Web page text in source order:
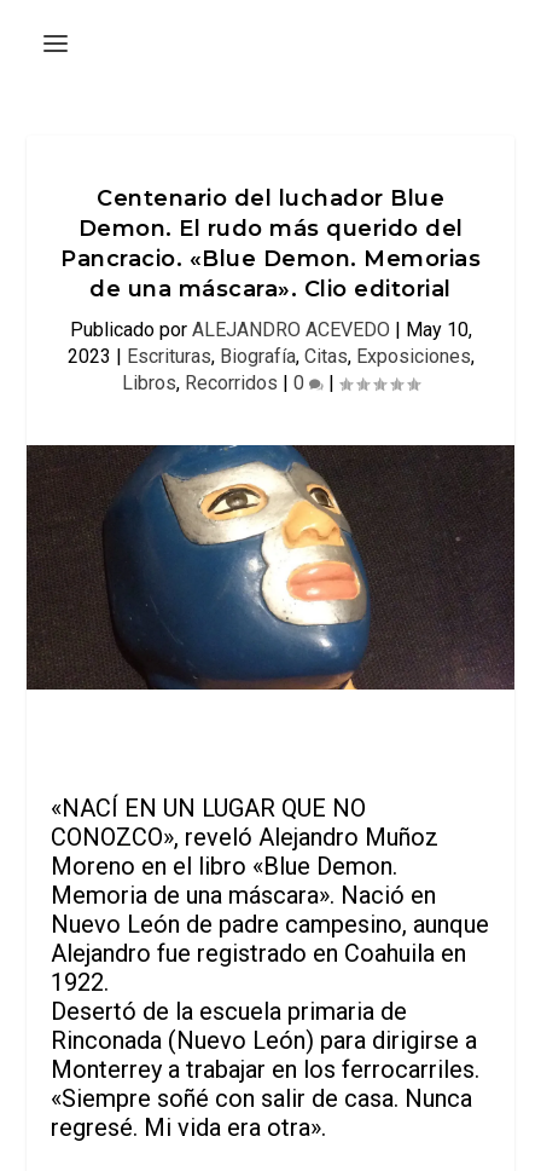
Centenario del luchador Blue
Demon. El rudo más querido del
Pancracio. «Blue Demon. Memorias
de una máscara». Clio editorial
Publicado por ALEJANDRO ACEVEDO | May 10,
2023 | Escrituras, Biografía, Citas, Exposiciones,
Libros, Recorridos | 0 |
«NACÍ EN UN LUGAR QUE NO
CONOZCO», reveló Alejandro Muñoz
Moreno en el libro «Blue Demon.
Memoria de una máscara». Nació en
Nuevo León de padre campesino, aunque
Alejandro fue registrado en Coahuila en
1922.
Desertó de la escuela primaria de
Rinconada (Nuevo León) para dirigirse a
Monterrey a trabajar en los ferrocarriles.
«Siempre soñé con salir de casa. Nunca
regresé. Mi vida era otra».